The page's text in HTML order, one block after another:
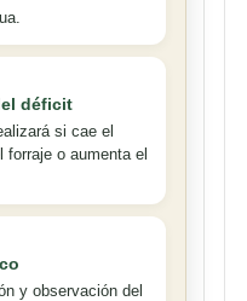
déficit
si cae el
forraje o aumenta el
y observación del